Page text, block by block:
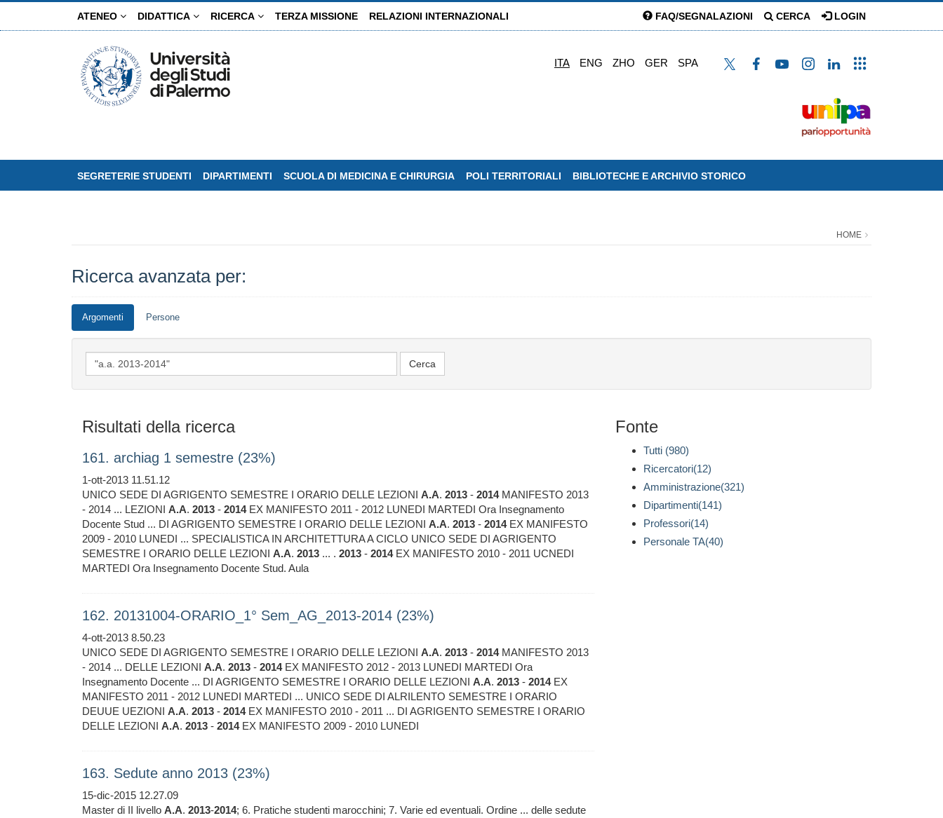
ATENEO DIDATTICA RICERCA TERZA MISSIONE RELAZIONI INTERNAZIONALI FAQ/SEGNALAZIONI CERCA LOGIN
ITA ENG ZHO GER SPA
SEGRETERIE STUDENTI DIPARTIMENTI SCUOLA DI MEDICINA E CHIRURGIA POLI TERRITORIALI BIBLIOTECHE E ARCHIVIO STORICO
HOME
Ricerca avanzata per:
Argomenti Persone
Risultati della ricerca
161. archiag 1 semestre (23%)
1-ott-2013 11.51.12
UNICO SEDE DI AGRIGENTO SEMESTRE I ORARIO DELLE LEZIONI A.A. 2013 - 2014MANIFESTO 2013
- 2014 ... LEZIONI A.A. 2013 - 2014EX MANIFESTO 2011 - 2012 LUNEDI MARTEDI Ora Insegnamento
Docente Stud ... DI AGRIGENTO SEMESTRE I ORARIO DELLE LEZIONI A.A. 2013 - 2014EX MANIFESTO
2009 - 2010 LUNEDI ... SPECIALISTICA IN ARCHITETTURA A CICLO UNICO SEDE DI AGRIGENTO
SEMESTRE I ORARIO DELLE LEZIONI A.A. 2013 ... . 2013 - 2014EX MANIFESTO 2010 - 2011 UCNEDI
MARTEDI Ora Insegnamento Docente Stud. Aula
162. 20131004-ORARIO_1° Sem_AG_2013-2014 (23%)
4-ott-2013 8.50.23
UNICO SEDE DI AGRIGENTO SEMESTRE I ORARIO DELLE LEZIONI A.A. 2013 - 2014MANIFESTO 2013
- 2014 ... DELLE LEZIONI A.A. 2013 - 2014EX MANIFESTO 2012 - 2013 LUNEDI MARTEDI Ora
Insegnamento Docente ... DI AGRIGENTO SEMESTRE I ORARIO DELLE LEZIONI A.A. 2013 - 2014EX
MANIFESTO 2011 - 2012 LUNEDI MARTEDI ... UNICO SEDE DI ALRILENTO SEMESTRE I ORARIO
DEUUE UEZIONI A.A. 2013 - 2014EX MANIFESTO 2010 - 2011 ... DI AGRIGENTO SEMESTRE I ORARIO
DELLE LEZIONI A.A. 2013 - 2014EX MANIFESTO 2009 - 2010 LUNEDI
163. Sedute anno 2013 (23%)
15-dic-2015 12.27.09
Master di II livello A.A. 2013-2014; 6. Pratiche studenti marocchini; 7. Varie ed eventuali. Ordine ... delle sedute
Fonte
Tutti (980)
Ricercatori(12)
Amministrazione(321)
Dipartimenti(141)
Professori(14)
Personale TA(40)